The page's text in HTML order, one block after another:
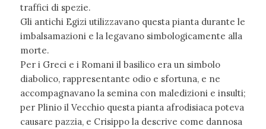
traffici di spezie.
Gli antichi Egizi utilizzavano questa pianta durante le
imbalsamazioni e la legavano simbologicamente alla
morte.
Per i Greci e i Romani il basilico era un simbolo
diabolico, rappresentante odio e sfortuna, e ne
accompagnavano la semina con maledizioni e insulti;
per Plinio il Vecchio questa pianta afrodisiaca poteva
causare pazzia, e Crisippo la descrive come dannosa